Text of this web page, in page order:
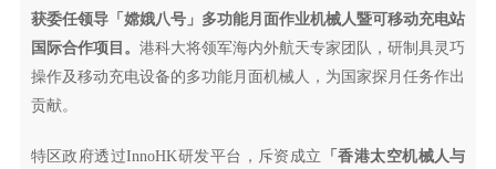
获委任领导「嫦娥八号」多功能月面作业机械人暨可移动充电站
国际合作项目。 港科大将领军海内外航天专家团队，研制具灵巧
操作及移动充电设备的多功能月面机械人，为国家探月任务作出
贡献。
特区政府透过InnoHK研发平台，斥资成立
「香港太空机械人与